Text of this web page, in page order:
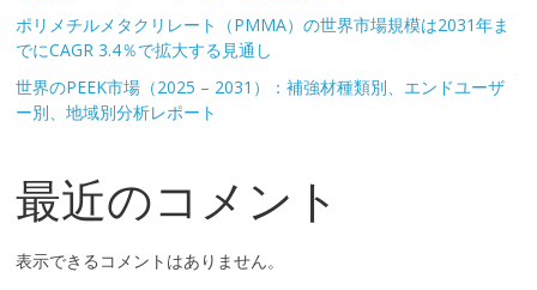
ポリメチルメタクリレート（PMMA）の世界市場規模は2031年ま
でにCAGR 3.4％で拡大する見通し
世界のPEEK市場（2025 – 2031）：補強材種類別、エンドユーザ
ー別、地域別分析レポート
最近のコメント
表示できるコメントはありません。